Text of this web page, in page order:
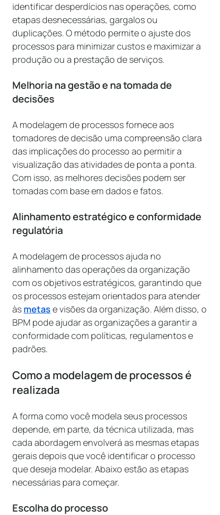
identificar desperdícios nas operações, como
etapas desnecessárias, gargalos ou
duplicações. O método permite o ajuste dos
processos para minimizar custos e maximizar a
produção ou a prestação de serviços.
Melhoria na gestão e na tomada de
decisões
A modelagem de processos fornece aos
tomadores de decisão uma compreensão clara
das implicações do processo ao permitir a
visualização das atividades de ponta a ponta.
Com isso, as melhores decisões podem ser
tomadas com base em dados e fatos.
Alinhamento estratégico e conformidade
regulatória
A modelagem de processos ajuda no
alinhamento das operações da organização
com os objetivos estratégicos, garantindo que
os processos estejam orientados para atender
às metas e visões da organização. Além disso, o
BPM pode ajudar as organizações a garantir a
conformidade com políticas, regulamentos e
padrões.
Como a modelagem de processos é
realizada
A forma como você modela seus processos
depende, em parte, da técnica utilizada, mas
cada abordagem envolverá as mesmas etapas
gerais depois que você identificar o processo
que deseja modelar. Abaixo estão as etapas
necessárias para começar.
Escolha do processo